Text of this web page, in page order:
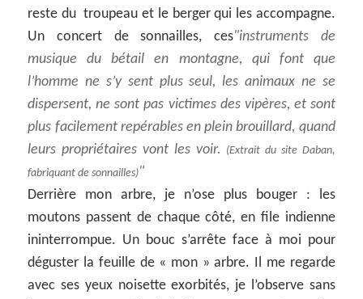
reste du troupeau et le berger qui les accompagne.
Un concert de sonnailles, ces instruments de
musique du bétail en montagne, qui font que
l’homme ne s’y sent plus seul, les animaux ne se
dispersent, ne sont pas victimes des vipères, et sont
plus facilement repérables en plein brouillard, quand
leurs propriétaires vont les voir. (Extrait du site Daban,
fabriquant de sonnailles)
Derrière mon arbre, je n’ose plus bouger : les
moutons passent de chaque côté, en file indienne
ininterrompue. Un bouc s’arrête face à moi pour
déguster la feuille de « mon » arbre. Il me regarde
avec ses yeux noisette exorbités, je l’observe sans